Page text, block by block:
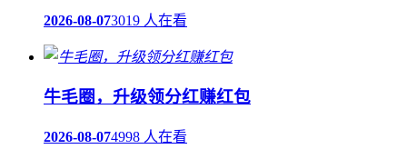
2026-08-073019 人在看
牛毛圈，升级领分红赚红包
2026-08-074998 人在看